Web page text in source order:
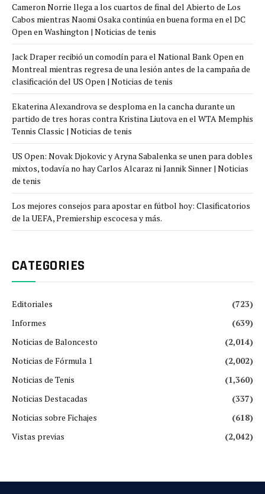
Cameron Norrie llega a los cuartos de final del Abierto de Los
Cabos mientras Naomi Osaka continúa en buena forma en el DC
Open en Washington | Noticias de tenis
Jack Draper recibió un comodín para el National Bank Open en
Montreal mientras regresa de una lesión antes de la campaña de
clasificación del US Open | Noticias de tenis
Ekaterina Alexandrova se desploma en la cancha durante un
partido de tres horas contra Kristina Liutova en el WTA Memphis
Tennis Classic | Noticias de tenis
US Open: Novak Djokovic y Aryna Sabalenka se unen para dobles
mixtos, todavía no hay Carlos Alcaraz ni Jannik Sinner | Noticias
de tenis
Los mejores consejos para apostar en fútbol hoy: Clasificatorios
de la UEFA, Premiership escocesa y más.
CATEGORIES
Editoriales
(723)
Informes
(639)
Noticias de Baloncesto
(2,014)
Noticias de Fórmula 1
(2,002)
Noticias de Tenis
(1,360)
Noticias Destacadas
(337)
Noticias sobre Fichajes
(618)
Vistas previas
(2,042)